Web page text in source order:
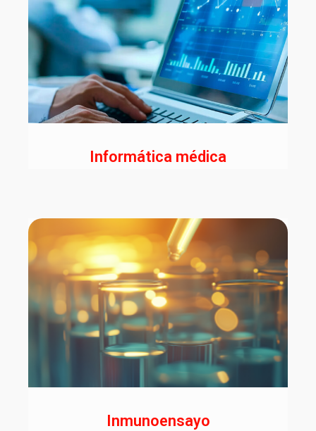
Informática médica
Inmunoensayo